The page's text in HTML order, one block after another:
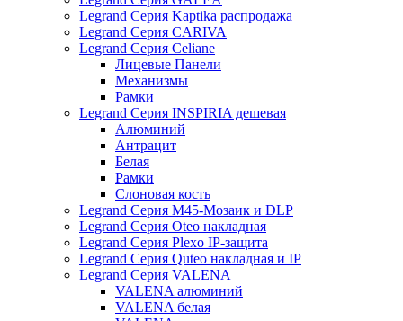
Legrand Серия Kaptika распродажа
Legrand Серия CARIVA
Legrand Серия Celiane
Лицевые Панели
Механизмы
Рамки
Legrand Серия INSPIRIA дешевая
Алюминий
Антрацит
Белая
Рамки
Слоновая кость
Legrand Серия M45-Мозаик и DLP
Legrand Серия Oteo накладная
Legrand Серия Plexo IP-защита
Legrand Серия Quteo накладная и IP
Legrand Серия VALENA
VALENA алюминий
VALENA белая